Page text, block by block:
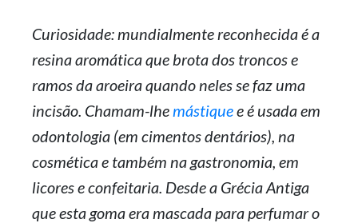
Curiosidade: mundialmente reconhecida é a
resina aromática que brota dos troncos e
ramos da aroeira quando neles se faz uma
incisão. Chamam-lhe mástiquee é usada em
odontologia (em cimentos dentários), na
cosmética e também na gastronomia, em
licores e confeitaria. Desde a Grécia Antiga
que esta goma era mascada para perfumar o